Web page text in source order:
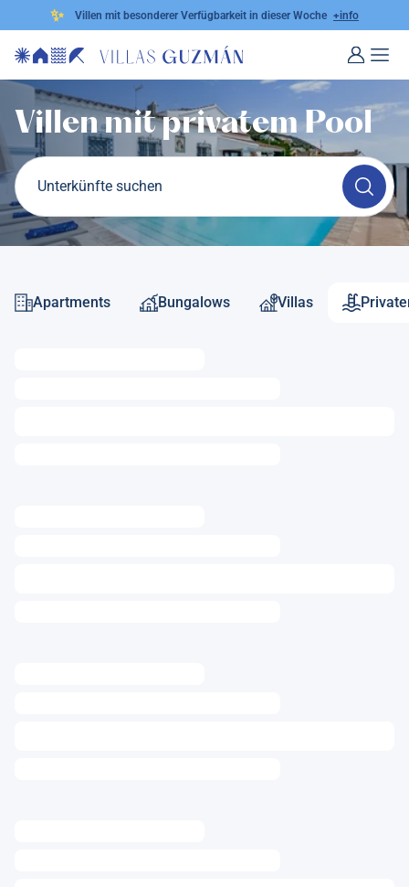
✨ Villen mit besonderer Verfügbarkeit in dieser Woche +info
Villen mit privatem Pool
Unterkünfte suchen
Apartments Bungalows Villas